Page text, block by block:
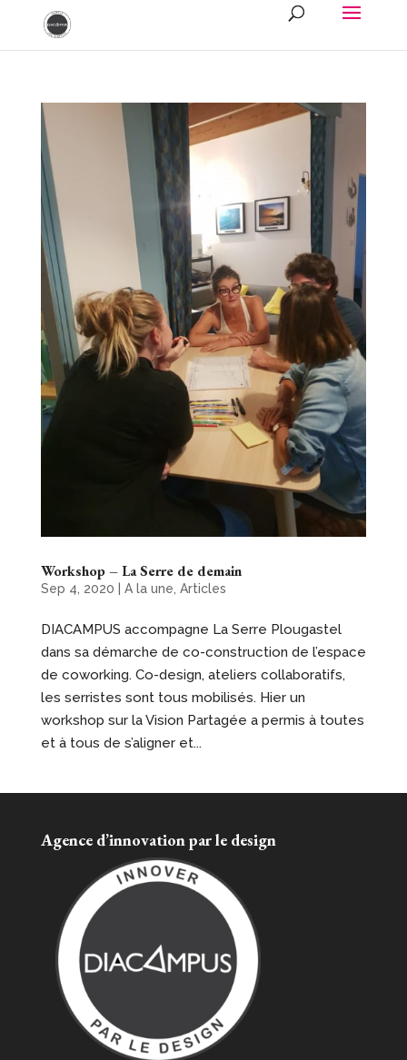
Workshop – La Serre de demain
Sep 4, 2020 A la une Articles
DIACAMPUS accompagne La Serre Plougastel
dans sa démarche de co-construction de l’espace
de coworking. Co-design, ateliers collaboratifs,
les serristes sont tous mobilisés. Hier un
workshop sur la Vision Partagée a permis à toutes
et à tous de s’aligner et...
Agence d’innovation par le design